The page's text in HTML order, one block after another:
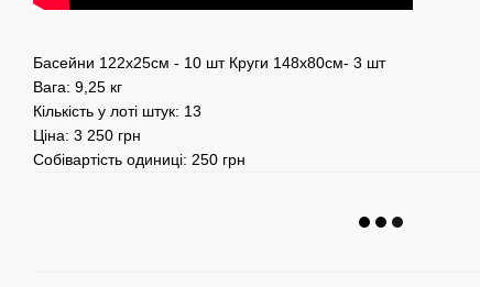
Басейни 122х25см - 10 шт Круги 148х80см- 3 шт
Вага: 9,25 кг
Кількість у лоті штук: 13
Ціна: 3 250 грн
Собівартість одиниці: 250 грн